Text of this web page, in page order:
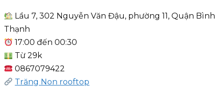
Lầu 7, 302 Nguyễn Văn Đậu, phường 11, Quận Bình
Thạnh
17:00 đến 00:30
Từ 29k
0867079422
Trăng Non rooftop